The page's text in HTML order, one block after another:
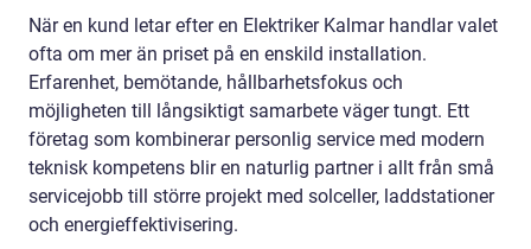
När en kund letar efter en Elektriker Kalmar handlar valet
ofta om mer än priset på en enskild installation.
Erfarenhet, bemötande, hållbarhetsfokus och
möjligheten till långsiktigt samarbete väger tungt. Ett
företag som kombinerar personlig service med modern
teknisk kompetens blir en naturlig partner i allt från små
servicejobb till större projekt med solceller, laddstationer
och energieffektivisering.